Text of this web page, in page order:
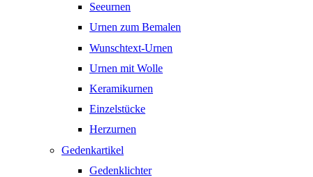
Seeurnen
Urnen zum Bemalen
Wunschtext-Urnen
Urnen mit Wolle
Keramikurnen
Einzelstücke
Herzurnen
Gedenkartikel
Gedenklichter